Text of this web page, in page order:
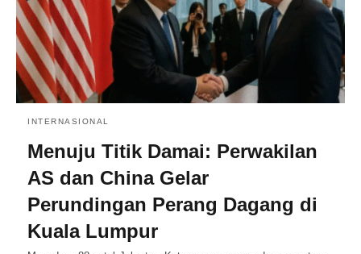
INTERNASIONAL
Menuju Titik Damai: Perwakilan
AS dan China Gelar
Perundingan Perang Dagang di
Kuala Lumpur